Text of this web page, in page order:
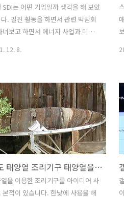
SDI는 어떤 기업일까 생각을 해 보았
. 필진 활동을 하면서 관련 박람회
녀보고 하면서 에너지 사업과 미래
일 삼성 NEC 주식회사로 탄생했습
처음에는 진공관과 흑백브라운관
자부품을 생산할 목적으로 시작하였
투자비용이 많이 드는 전자사업에
해서 우리나라의 기술을 이끄는데
이 되었습니다. 시대는 흘러서 흑백
관을 컬러 TV가 대체하게 되고 시
흘러서 평판 디스플레이와 LCD,
같은 새로운 디스플레이에 기술 연구
욱 하였습니다. 그 결과 세계 최초
12. 8.
인도 태양열 조리기구 태양열을 이용하는 사례
을 이용한 조리기구를 아이디어 사
본적이 있습니다. 한낮에 사용을 해